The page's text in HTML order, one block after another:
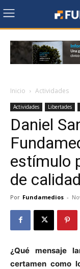
Inicio Actividades
Actividades Libertades
Daniel
estímulo
de calidad
Por Fundamedios -
¿Qué mensaje
certamen como